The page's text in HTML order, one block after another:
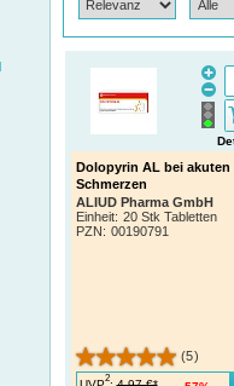
Dolopyrin AL bei akuten
Schmerzen
ALIUD Pharma GmbH
Einheit: 20 Stk Tabletten
PZN : 00190791
(5)
2